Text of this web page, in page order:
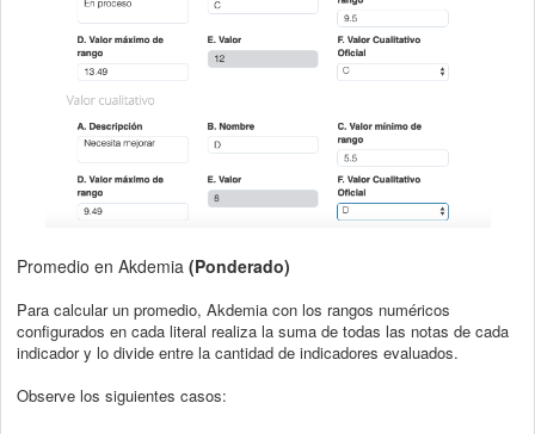
Promedio en Akdemia (Ponderado)
Para calcular un promedio, Akdemia con los rangos numéricos
configurados en cada literal realiza la suma de todas las notas de cada
indicador y lo divide entre la cantidad de indicadores evaluados.
Observe los siguientes casos: